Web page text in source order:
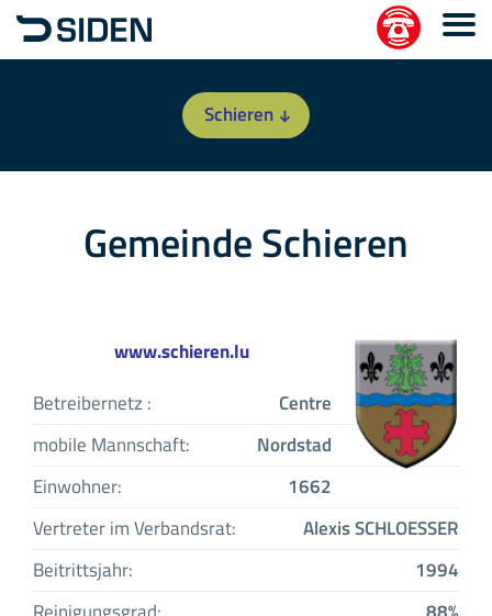
Schieren
Gemeinde Schieren
www.schieren.lu
Betreibernetz :
Centre
mobile Mannschaft:
Nordstad
Einwohner:
1662
Vertreter im Verbandsrat:
Alexis SCHLOESSER
Beitrittsjahr:
1994